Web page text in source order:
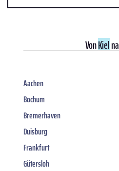
VonKiel
Aachen
Bochum
Bremerhaven
Duisburg
Frankfurt
Gütersloh